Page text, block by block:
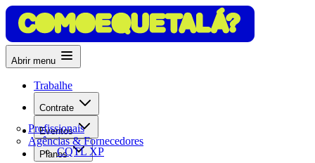
Abrir menu
Trabalhe
Contrate
Profissionais
Agências & Fornecedores
Eventos
CQTL XP
Planos